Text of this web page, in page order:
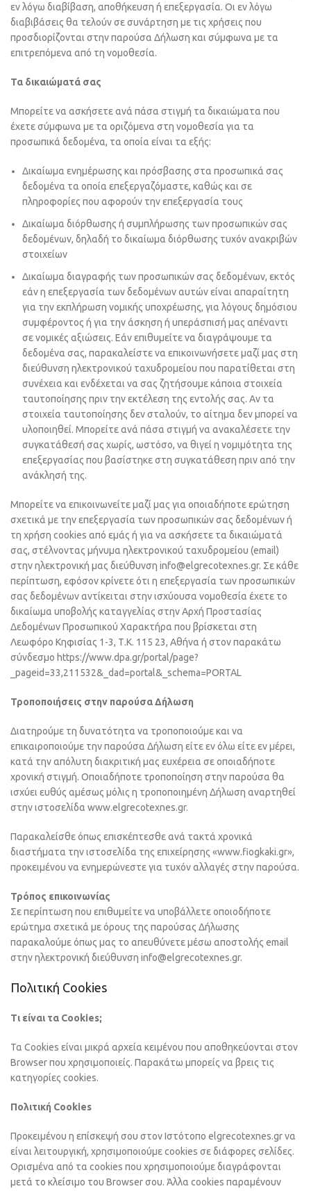
εν λόγω διαβίβαση, αποθήκευση ή επεξεργασία. Οι εν λόγω
διαβιβάσεις θα τελούν σε συνάρτηση με τις χρήσεις που
προσδιορίζονται στην παρούσα Δήλωση και σύμφωνα με τα
επιτρεπόμενα από τη νομοθεσία.
Τα δικαιώματά σας
Μπορείτε να ασκήσετε ανά πάσα στιγμή τα δικαιώματα που
έχετε σύμφωνα με τα οριζόμενα στη νομοθεσία για τα
προσωπικά δεδομένα, τα οποία είναι τα εξής:
Δικαίωμα ενημέρωσης και πρόσβασης στα προσωπικά σας
δεδομένα τα οποία επεξεργαζόμαστε, καθώς και σε
πληροφορίες που αφορούν την επεξεργασία τους
Δικαίωμα διόρθωσης ή συμπλήρωσης των προσωπικών σας
δεδομένων, δηλαδή το δικαίωμα διόρθωσης τυχόν ανακριβών
στοιχείων
Δικαίωμα διαγραφής των προσωπικών σας δεδομένων, εκτός
εάν η επεξεργασία των δεδομένων αυτών είναι απαραίτητη
για την εκπλήρωση νομικής υποχρέωσης, για λόγους δημόσιου
συμφέροντος ή για την άσκηση ή υπεράσπισή μας απέναντι
σε νομικές αξιώσεις. Εάν επιθυμείτε να διαγράψουμε τα
δεδομένα σας, παρακαλείστε να επικοινωνήσετε μαζί μας στη
διεύθυνση ηλεκτρονικού ταχυδρομείου που παρατίθεται στη
συνέχεια και ενδέχεται να σας ζητήσουμε κάποια στοιχεία
ταυτοποίησης πριν την εκτέλεση της εντολής σας. Αν τα
στοιχεία ταυτοποίησης δεν σταλούν, το αίτημα δεν μπορεί να
υλοποιηθεί. Mπορείτε ανά πάσα στιγμή να ανακαλέσετε την
συγκατάθεσή σας χωρίς, ωστόσο, να θιγεί η νομιμότητα της
επεξεργασίας που βασίστηκε στη συγκατάθεση πριν από την
ανάκλησή της.
Μπορείτε να επικοινωνείτε μαζί μας για οποιαδήποτε ερώτηση
σχετικά με την επεξεργασία των προσωπικών σας δεδομένων ή
τη χρήση cookies από εμάς ή για να ασκήσετε τα δικαιώματά
σας, στέλνοντας μήνυμα ηλεκτρονικού ταχυδρομείου (email)
στην ηλεκτρονική μας διεύθυνση info@elgrecotexnes.gr. Σε κάθε
περίπτωση, εφόσον κρίνετε ότι η επεξεργασία των προσωπικών
σας δεδομένων αντίκειται στην ισχύουσα νομοθεσία έχετε το
δικαίωμα υποβολής καταγγελίας στην Αρχή Προστασίας
Δεδομένων Προσωπικού Χαρακτήρα που βρίσκεται στη
Λεωφόρο Κηφισίας 1-3, Τ.Κ. 115 23, Αθήνα ή στον παρακάτω
σύνδεσμο https://www.dpa.gr/portal/page?
_pageid=33,211532&_dad=portal&_schema=PORTAL
Τροποποιήσεις στην παρούσα Δήλωση
Διατηρούμε τη δυνατότητα να τροποποιούμε και να
επικαιροποιούμε την παρούσα Δήλωση είτε εν όλω είτε εν μέρει,
κατά την απόλυτη διακριτική μας ευχέρεια σε οποιαδήποτε
χρονική στιγμή. Οποιαδήποτε τροποποίηση στην παρούσα θα
ισχύει ευθύς αμέσως μόλις η τροποποιημένη Δήλωση αναρτηθεί
στην ιστοσελίδα www.elgrecotexnes.gr.
Παρακαλείσθε όπως επισκέπτεσθε ανά τακτά χρονικά
διαστήματα την ιστοσελίδα της επιχείρησης «www.fiogkaki.gr»,
προκειμένου να ενημερώνεστε για τυχόν αλλαγές στην παρούσα.
Τρόπος επικοινωνίας
Σε περίπτωση που επιθυμείτε να υποβάλλετε οποιοδήποτε
ερώτημα σχετικά με όρους της παρούσας Δήλωσης
παρακαλούμε όπως μας το απευθύνετε μέσω αποστολής email
στην ηλεκτρονική διεύθυνση info@elgrecotexnes.gr.
Πολιτική Cookies
Τι είναι τα Cookies;
Τα Cookies είναι μικρά αρχεία κειμένου που αποθηκεύονται στον
Browser που χρησιμοποιείς. Παρακάτω μπορείς να βρεις τις
κατηγορίες cookies.
Πολιτική Cookies
Προκειμένου η επίσκεψή σου στον Ιστότοπο elgrecotexnes.gr να
είναι λειτουργική, χρησιμοποιούμε cookies σε διάφορες σελίδες.
Ορισμένα από τα cookies που χρησιμοποιούμε διαγράφονται
μετά το κλείσιμο του Browser σου. Άλλα cookies παραμένουν